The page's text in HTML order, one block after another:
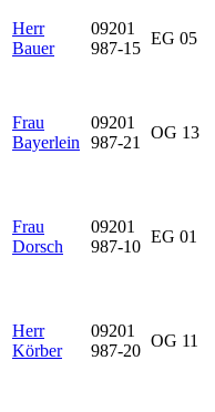
Herr
Bauer
09201
987-15
EG 05
Frau
Bayerlein
09201
987-21
OG 13
Frau
Dorsch
09201
987-10
EG 01
Herr
Körber
09201
987-20
OG 11